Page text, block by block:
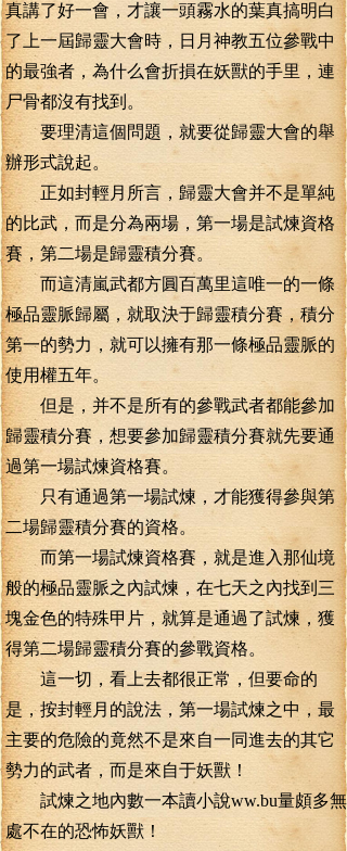
真講了好一會，才讓一頭霧水的葉真搞明白
了上一屆歸靈大會時，日月神教五位參戰中
的最強者，為什么會折損在妖獸的手里，連
尸骨都沒有找到。
要理清這個問題，就要從歸靈大會的舉
辦形式說起。
正如封輕月所言，歸靈大會并不是單純
的比武，而是分為兩場，第一場是試煉資格
賽，第二場是歸靈積分賽。
而這清嵐武都方圓百萬里這唯一的一條
極品靈脈歸屬，就取決于歸靈積分賽，積分
第一的勢力，就可以擁有那一條極品靈脈的
使用權五年。
但是，并不是所有的參戰武者都能參加
歸靈積分賽，想要參加歸靈積分賽就先要通
過第一場試煉資格賽。
只有通過第一場試煉，才能獲得參與第
二場歸靈積分賽的資格。
而第一場試煉資格賽，就是進入那仙境
般的極品靈脈之內試煉，在七天之內找到三
塊金色的特殊甲片，就算是通過了試煉，獲
得第二場歸靈積分賽的參戰資格。
這一切，看上去都很正常，但要命的
是，按封輕月的說法，第一場試煉之中，最
主要的危險的竟然不是來自一同進去的其它
勢力的武者，而是來自于妖獸！
試煉之地內數一本讀小說ww.bu量頗多無
處不在的恐怖妖獸！